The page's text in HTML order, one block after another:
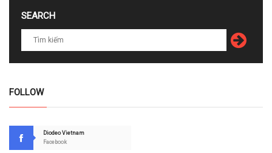
SEARCH
FOLLOW
Diodeo Vietnam
Facebook